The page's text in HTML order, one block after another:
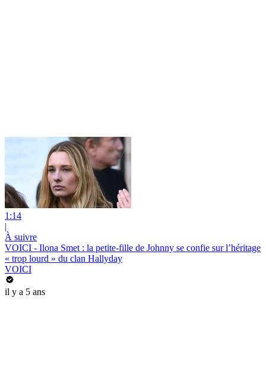
1:14
|
À suivre
VOICI - Ilona Smet : la petite-fille de Johnny se confie sur l’héritage
« trop lourd » du clan Hallyday
VOICI
il y a 5 ans